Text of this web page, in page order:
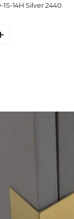
1S-14H Silver 2440